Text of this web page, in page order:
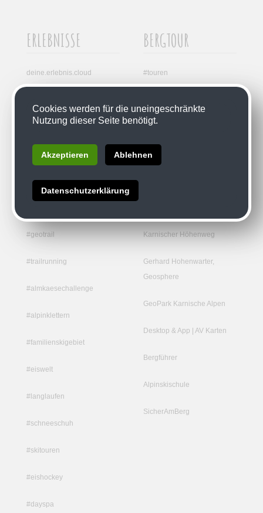
ERLEBNISSE
deine.erlebnis.cloud
#geopark
#draisine
#geotrail
#trailrunning
#almkaesechallenge
#alpinklettern
#familienskigebiet
#eiswelt
#langlaufen
#schneeschuh
#skitouren
#eishockey
#dayspa
BERGTOUR
#touren
Mittellagen | Wanderungen
Hochgebirge | Bergtouren
Karnischer Höhenweg
Gerhard Hohenwarter,
Geosphere
GeoPark Karnische Alpen
Desktop & App | AV Karten
Bergführer
Alpinskischule
SicherAmBerg
Cookies werden für die uneingeschränkte
Nutzung dieser Seite benötigt.
Akzeptieren Ablehnen
Datenschutzerklärung